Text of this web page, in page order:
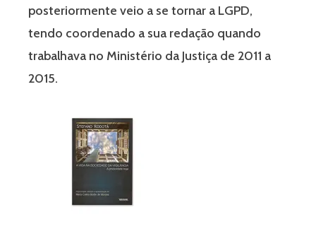
posteriormente veio a se tornar a LGPD,
tendo coordenado a sua redação quando
trabalhava no Ministério da Justiça de 2011 a
2015.